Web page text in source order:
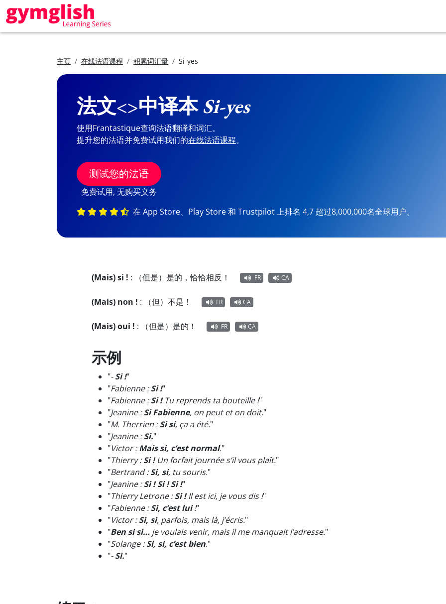
主页 在线法语课程 积累词汇量 Si-yes
法文<>中译本Si-yes
使用Frantastique查询法语翻译和词汇。
提升您的法语并免费试用我们的在线法语课程。
测试您的法语
免费试用, 无购买义务
在 App Store、Play Store 和 Trustpilot 上排名 4,7 超过8,000,000名全球用户。
(Mais) si ! : （但是）是的，恰恰相反！ FR CA
(Mais) non ! : （但）不是！ FR CA
(Mais) oui ! : （但是）是的！ FR CA
示例
"-Si !"
"Fabienne :Si !"
"Fabienne :Si !Tu reprends ta bouteille !"
"Jeanine :Si Fabienne, on peut et on doit."
"M. Therrien :Si si, ça a été."
"Jeanine :Si."
"Victor :Mais si, c’est normal."
"Thierry :Si !Un forfait journée s’il vous plaît."
"Bertrand :Si, si, tu souris."
"Jeanine :Si ! Si ! Si !"
"Thierry Letrone :Si !Il est ici, je vous dis !"
"Fabienne :Si, c’est lui!"
"Victor :Si, si, parfois, mais là, j’écris."
"Ben si si… je voulais venir, mais il me manquait l’adresse."
"Solange :Si, si, c’est bien."
"-Si."